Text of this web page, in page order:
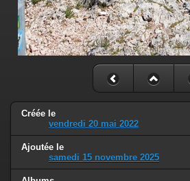
Créée le
vendredi 20 mai 2022
Ajoutée le
samedi 15 novembre 2025